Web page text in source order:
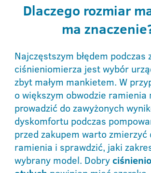
Dlaczego rozmiar
ma
Najczęstszym błędem podczas
ciśnieniomierza jest wybór
zbyt małym mankietem. W
o większym obwodzie ramienia
prowadzić do zawyżonych
dyskomfortu podczas
przed zakupem warto zmierzyć
ramienia i sprawdzić, jaki
wybrany model. Dobry